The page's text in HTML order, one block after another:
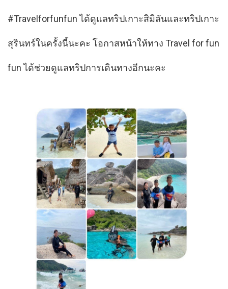
#Travelforfunfun ได้ดูแลทริปเกาะสิมิลันและทริปเกาะ
สุรินทร์ในครั้งนี้นะคะ โอกาสหน้าให้ทาง Travel for fun
fun ได้ช่วยดูแลทริปการเดินทางอีกนะคะ